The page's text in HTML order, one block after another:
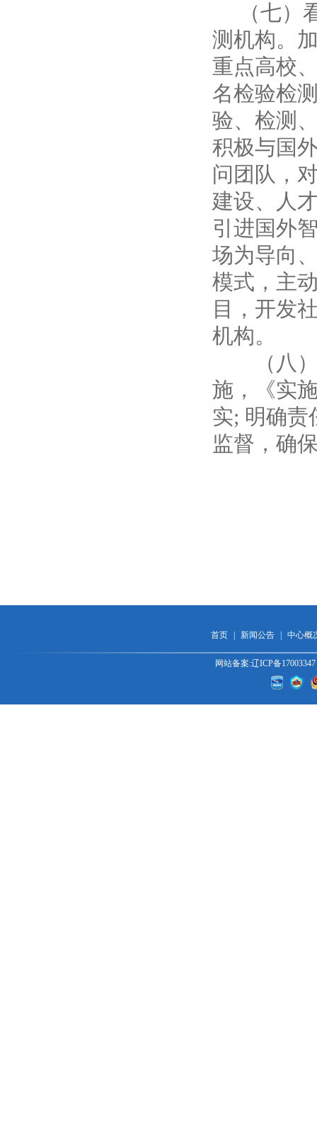
（七
测机构。
重点高校
名检验检
验、检测
积极与国
问团队，
建设、人
引进国外
场为导向
模式，主
目，开发
机构。
（八）
施，《实
实; 明确责
监督，确
首页 新闻公告 中心概
网站备案:辽ICP备